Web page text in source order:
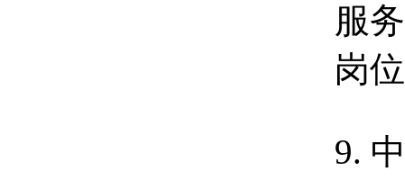
服
岗
9.